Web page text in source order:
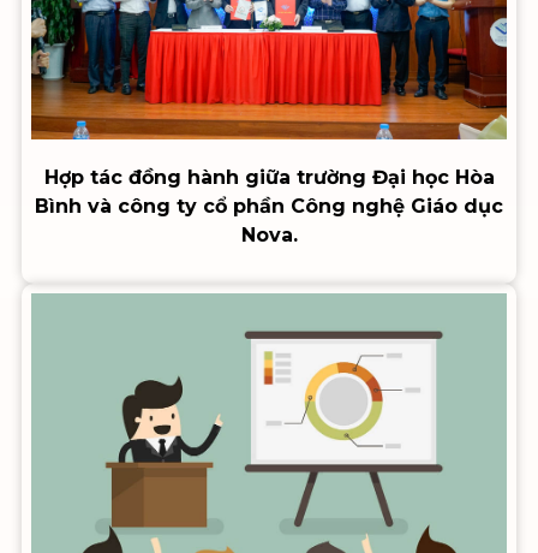
Hợp tác đồng hành giữa trường Đại học Hòa
Bình và công ty cổ phần Công nghệ Giáo dục
Nova.